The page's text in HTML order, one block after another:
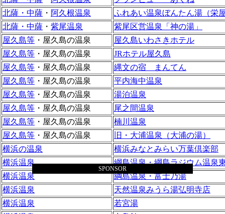
北薩・中薩 ・ 阿久根温泉
ふれあい温泉ぼんたん湯（栄
北薩・中薩 ・ 紫尾温泉
紫尾区営温泉「神の湯」
屋久島等 ・屋久島の温泉
屋久島いわさきホテル
屋久島等 ・屋久島の温泉
JRホテル屋久島
屋久島等 ・屋久島の温泉
縄文の宿 まんてん
屋久島等 ・屋久島の温泉
平内海中温泉
屋久島等 ・屋久島の温泉
湯泊温泉
屋久島等 ・屋久島の温泉
尾之間温泉
屋久島等 ・屋久島の温泉
楠川温泉
屋久島等 ・屋久島の温泉
旧・大浦温泉（大浦の湯）
横浜の温泉
横浜みなとみらい万葉倶楽部
横浜温泉
綱島温泉・綱島ラジウム温泉
横浜温泉
綱島温泉・富士乃湯
横浜温泉
天然温泉みうら湯弘明寺店
横浜温泉
若宮湯
SPONSOR